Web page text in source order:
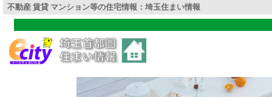
不動産 賃貸 マンション等の住宅情報：埼玉住まい情報